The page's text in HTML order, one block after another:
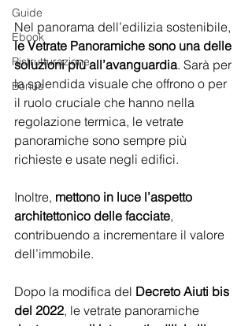
Guide
Ebook
Ristrutturazione
Bonus
Nel panorama dell’edilizia sostenibile,
le Vetrate Panoramiche sono una delle
soluzioni più all’avanguardia. Sarà per
la splendida visuale che offrono o per
il ruolo cruciale che hanno nella
regolazione termica, le vetrate
panoramiche sono sempre più
richieste e usate negli edifici.
Inoltre, mettono in luce l’aspetto
architettonico delle facciate,
contribuendo a incrementare il valore
dell’immobile.
Dopo la modifica del Decreto Aiuti bis
del 2022, le vetrate panoramiche